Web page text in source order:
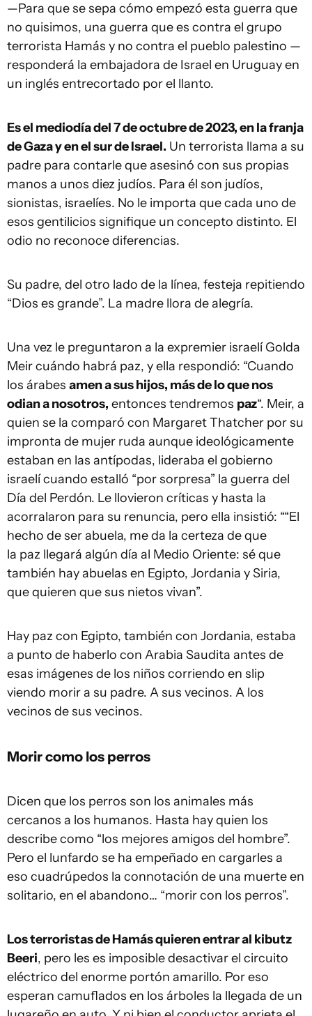
—Para que se sepa cómo empezó esta guerra que
no quisimos, una guerra que es contra el grupo
terrorista Hamás y no contra el pueblo palestino —
responderá la embajadora de Israel en Uruguay en
un inglés entrecortado por el llanto.
Es el mediodía del 7 de octubre de 2023, en la franja
de Gaza y en el sur de Israel. Un terrorista llama a su
padre para contarle que asesinó con sus propias
manos a unos diez judíos. Para él son judíos,
sionistas, israelíes. No le importa que cada uno de
esos gentilicios signifique un concepto distinto. El
odio no reconoce diferencias.
Su padre, del otro lado de la línea, festeja repitiendo
“Dios es grande”. La madre llora de alegría.
Una vez le preguntaron a la expremier israelí Golda
Meir cuándo habrá paz, y ella respondió: “Cuando
los árabes amen a sus hijos, más de lo que nos
odian a nosotros, entonces tendremos paz“. Meir, a
quien se la comparó con Margaret Thatcher por su
impronta de mujer ruda aunque ideológicamente
estaban en las antípodas, lideraba el gobierno
israelí cuando estalló “por sorpresa” la guerra del
Día del Perdón. Le llovieron críticas y hasta la
acorralaron para su renuncia, pero ella insistió: ““El
hecho de ser abuela, me da la certeza de que
la paz llegará algún día al Medio Oriente: sé que
también hay abuelas en Egipto, Jordania y Siria,
que quieren que sus nietos vivan”.
Hay paz con Egipto, también con Jordania, estaba
a punto de haberlo con Arabia Saudita antes de
esas imágenes de los niños corriendo en slip
viendo morir a su padre. A sus vecinos. A los
vecinos de sus vecinos.
Morir como los perros
Dicen que los perros son los animales más
cercanos a los humanos. Hasta hay quien los
describe como “los mejores amigos del hombre”.
Pero el lunfardo se ha empeñado en cargarles a
eso cuadrúpedos la connotación de una muerte en
solitario, en el abandono… “morir con los perros”.
Los terroristas de Hamás quieren entrar al kibutz
Beeri, pero les es imposible desactivar el circuito
eléctrico del enorme portón amarillo. Por eso
esperan camuflados en los árboles la llegada de un